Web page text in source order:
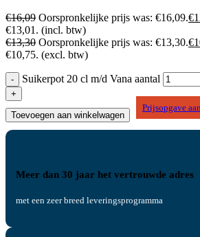
€16,09 Oorspronkelijke prijs was: €16,09.€
€13,01. (incl. btw)
€13,30 Oorspronkelijke prijs was: €13,30.€
€10,75. (excl. btw)
Suikerpot 20 cl m/d Vana aantal
Toevoegen aan winkelwagen
Prijsopgave
Meer dan 30 jaar het vertrouwde adres
met een zeer breed leveringsprogramma